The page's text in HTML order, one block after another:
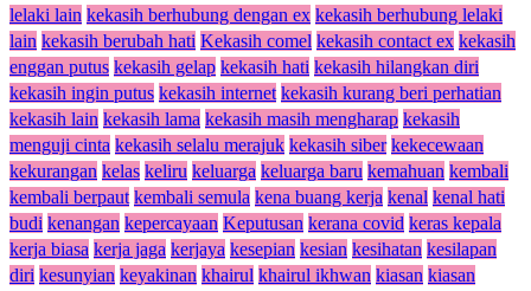
lelaki lain kekasih berhubung dengan ex kekasih berhubung lelaki
lain kekasih berubah hati Kekasih comel kekasih contact ex kekasih
enggan putus kekasih gelap kekasih hati kekasih hilangkan diri
kekasih ingin putus kekasih internet kekasih kurang beri perhatian
kekasih lain kekasih lama kekasih masih mengharap kekasih
menguji cinta kekasih selalu merajuk kekasih siber kekecewaan
kekurangan kelas keliru keluarga keluarga baru kemahuan kembali
kembali berpaut kembali semula kena buang kerja kenal kenal hati
budi kenangan kepercayaan Keputusan kerana covid keras kepala
kerja biasa kerja jaga kerjaya kesepian kesian kesihatan kesilapan
diri kesunyian keyakinan khairul khairul ikhwan kiasan kiasan